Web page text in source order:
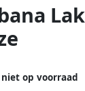
op voorraad